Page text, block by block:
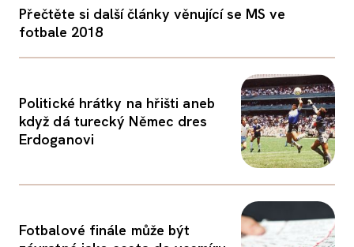
Přečtěte si další články věnující se MS ve
fotbale 2018
Politické hrátky na hřišti aneb
když dá turecký Němec dres
Erdoganovi
Fotbalové finále může být